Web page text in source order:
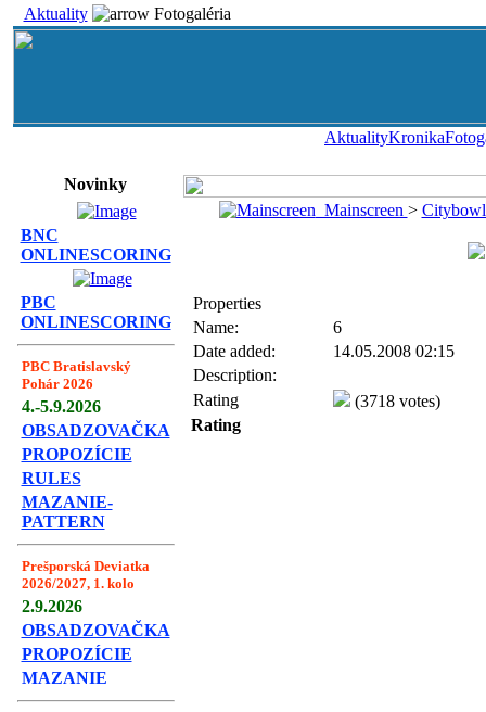
Aktuality Fotogaléria
AktualityKronika
Novinky
BNC
ONLINESCORING
PBC
ONLINESCORING
PBC Bratislavský
Pohár 2026
4.-5.9.2026
OBSADZOVAČKA
PROPOZÍCIE
RULES
MAZANIE-
PATTERN
Prešporská Deviatka
2026/2027, 1. kolo
2.9.2026
OBSADZOVAČKA
PROPOZÍCIE
MAZANIE
Mainscreen >
Properties
Name:
6
Date added:
14.05.2008 02:15
Description:
Rating
(3718 votes)
Rating